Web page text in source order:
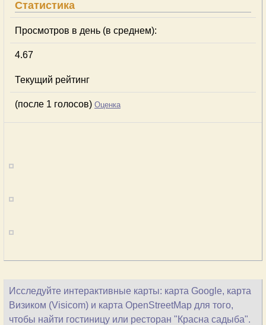
Статистика
Просмотров в день (в среднем):
4.67
Текущий рейтинг
(после 1 голосов) Оценка
Исследуйте интерактивные карты: карта Google, карта
Визиком (Visicom) и карта OpenStreetMap для того,
чтобы найти гостиницу или ресторан "Красна садыба".